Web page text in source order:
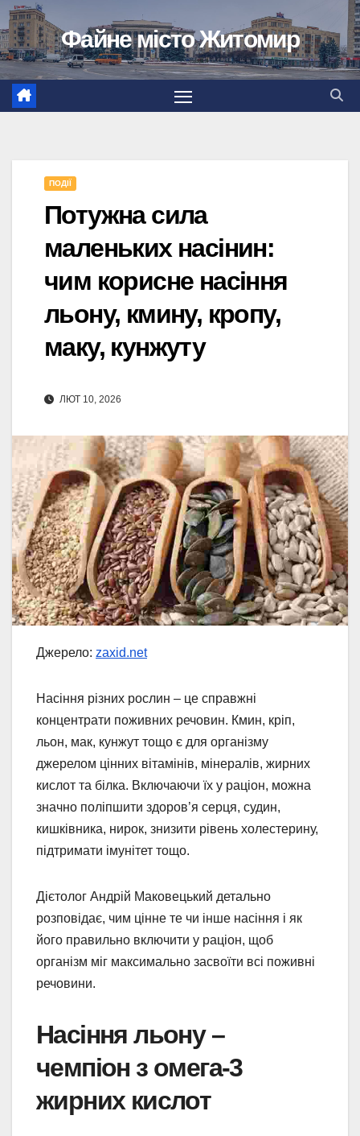
Перейти
до
вмісту
Файне місто Житомир
ПОДІЇ
Потужна сила
маленьких насінин:
чим корисне насіння
льону, кмину, кропу,
маку, кунжуту
ЛЮТ 10, 2026
Джерело: zaxid.net
Насіння різних рослин – це справжні
концентрати поживних речовин. Кмин, кріп,
льон, мак, кунжут тощо є для організму
джерелом цінних вітамінів, мінералів, жирних
кислот та білка. Включаючи їх у раціон, можна
значно поліпшити здоров’я серця, судин,
кишківника, нирок, знизити рівень холестерину,
підтримати імунітет тощо.
Дієтолог Андрій Маковецький детально
розповідає, чим цінне те чи інше насіння і як
його правильно включити у раціон, щоб
організм міг максимально засвоїти всі поживні
речовини.
Насіння льону –
чемпіон з омега-3
жирних кислот